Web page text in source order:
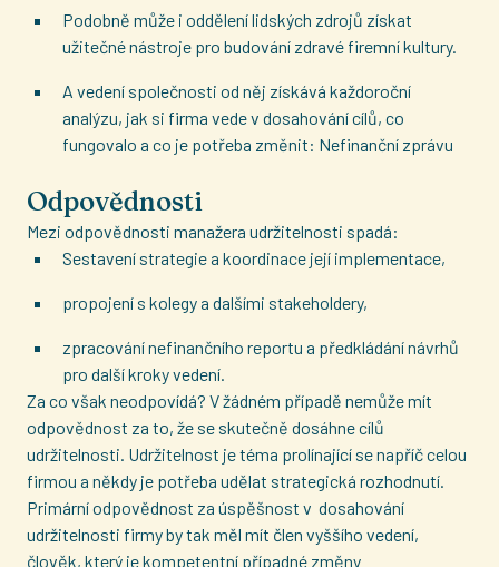
Podobně může i oddělení lidských zdrojů získat
užitečné nástroje pro budování zdravé firemní kultury.
A vedení společnosti od něj získává každoroční
analýzu, jak si firma vede v dosahování cílů, co
fungovalo a co je potřeba změnit: Nefinanční zprávu
Odpovědnosti
Mezi odpovědnosti manažera udržitelnosti spadá:
Sestavení strategie a koordinace její implementace,
propojení s kolegy a dalšími stakeholdery,
zpracování nefinančního reportu a předkládání návrhů
pro další kroky vedení.
Za co však neodpovídá? V žádném případě nemůže mít
odpovědnost za to, že se skutečně dosáhne cílů
udržitelnosti. Udržitelnost je téma prolínající se napříč celou
firmou a někdy je potřeba udělat strategická rozhodnutí.
Primární odpovědnost za úspěšnost v dosahování
udržitelnosti firmy by tak měl mít člen vyššího vedení,
člověk, který je kompetentní případné změny